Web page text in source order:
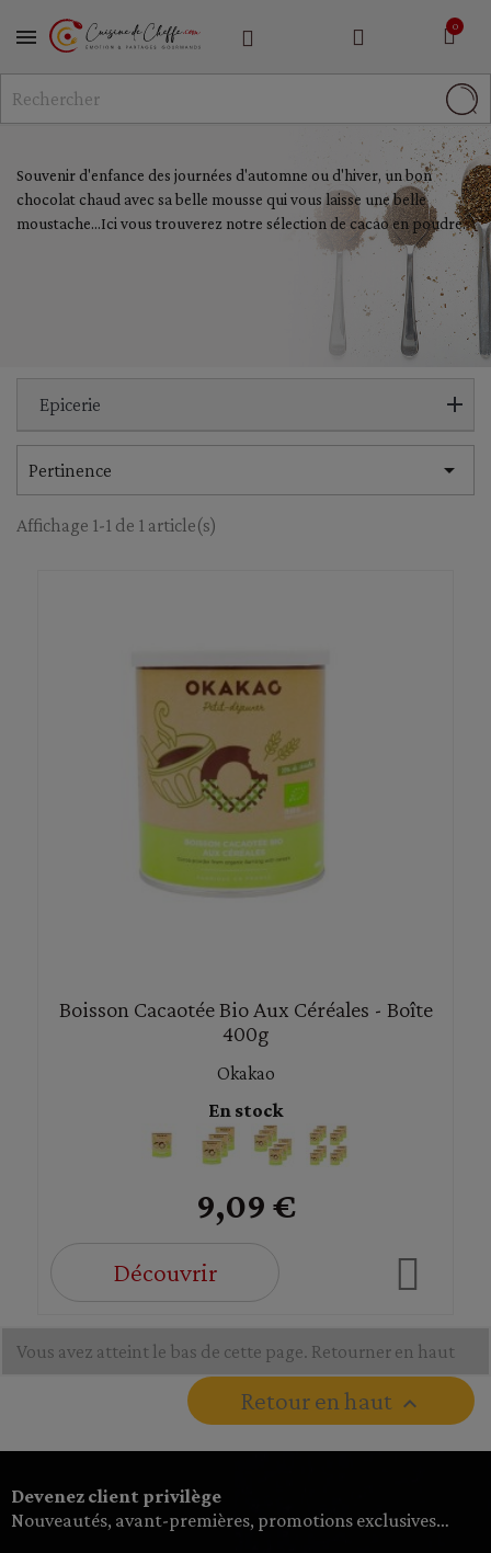
MENU
Souvenir d'enfance des journées d'automne ou d'hiver, un bon
chocolat chaud avec sa belle mousse qui vous laisse une belle
moustache…Ici vous trouverez notre sélection de cacao en poudre.
Epicerie
Pertinence 
Affichage 1-1 de 1 article(s)
Boisson Cacaotée Bio Aux Céréales - Boîte
400g
Okakao
En stock
9,09 €
Découvrir
Vous avez atteint le bas de cette page. Retourner en haut
Retour en haut 
Devenez client privilège
Nouveautés, avant-premières, promotions exclusives…